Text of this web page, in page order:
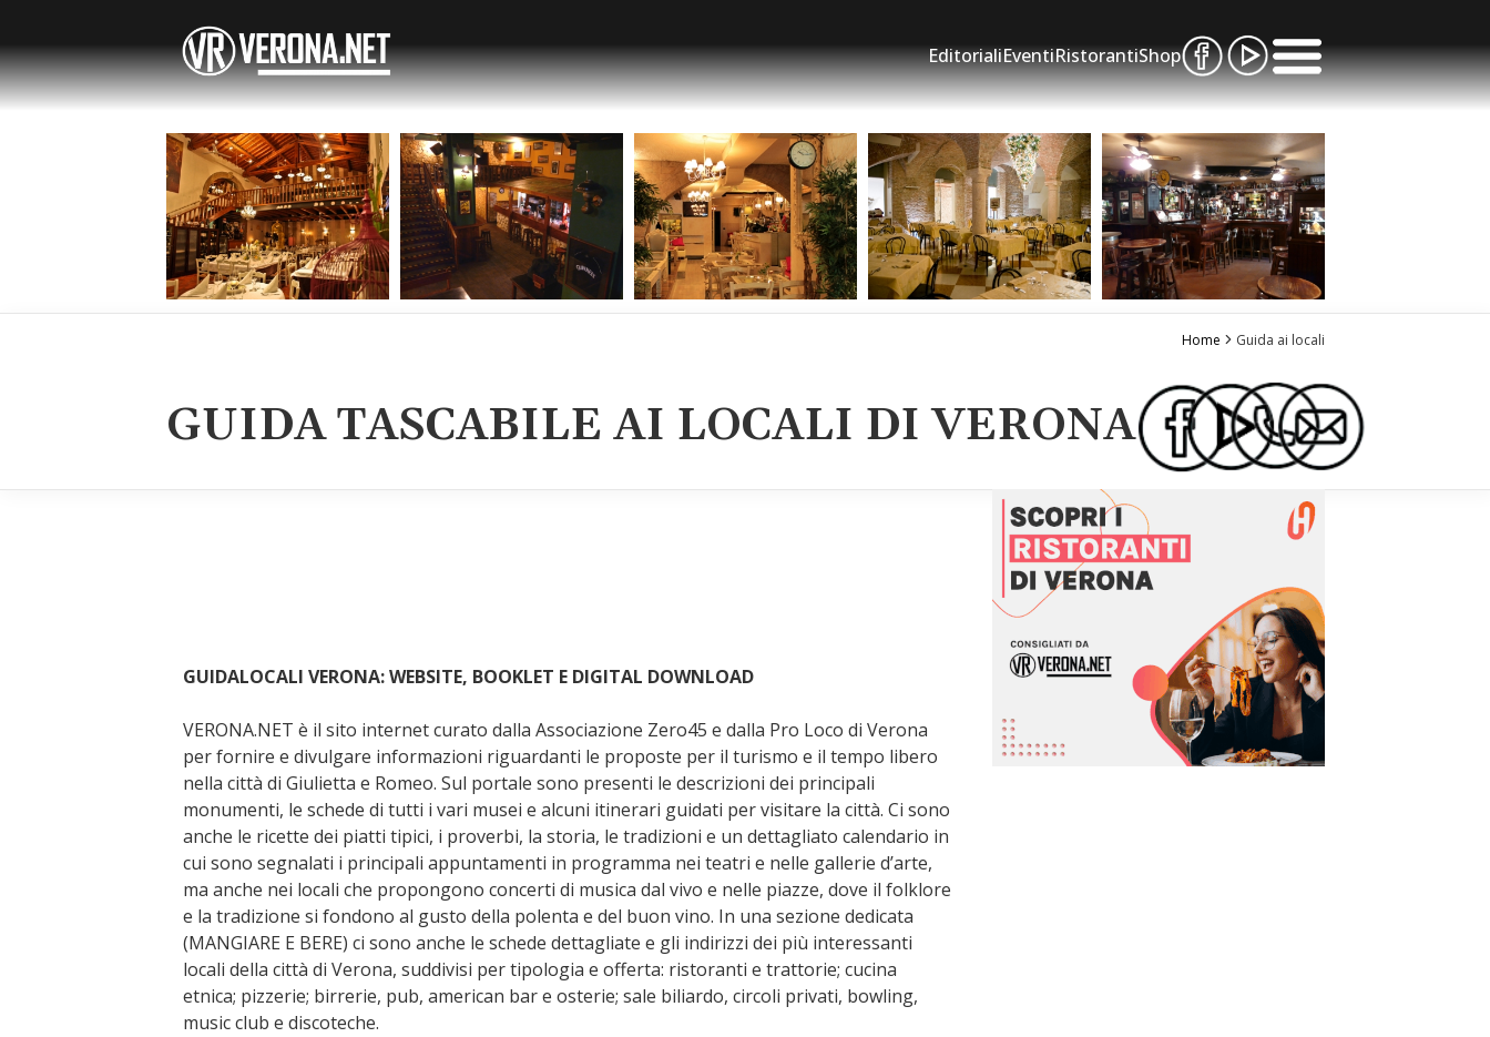
EditorialiEventiRistorantiShop
Home Guida ai locali
GUIDA TASCABILE AI LOCALI DI VERONA
GUIDALOCALI VERONA: WEBSITE, BOOKLET E DIGITAL DOWNLOAD
VERONA.NET è il sito internet curato dalla Associazione Zero45 e dalla Pro Loco di Verona
per fornire e divulgare informazioni riguardanti le proposte per il turismo e il tempo libero
nella città di Giulietta e Romeo. Sul portale sono presenti le descrizioni dei principali
monumenti, le schede di tutti i vari musei e alcuni itinerari guidati per visitare la città. Ci sono
anche le ricette dei piatti tipici, i proverbi, la storia, le tradizioni e un dettagliato calendario in
cui sono segnalati i principali appuntamenti in programma nei teatri e nelle gallerie d’arte,
ma anche nei locali che propongono concerti di musica dal vivo e nelle piazze, dove il folklore
e la tradizione si fondono al gusto della polenta e del buon vino. In una sezione dedicata
(MANGIARE E BERE) ci sono anche le schede dettagliate e gli indirizzi dei più interessanti
locali della città di Verona, suddivisi per tipologia e offerta: ristoranti e trattorie; cucina
etnica; pizzerie; birrerie, pub, american bar e osterie; sale biliardo, circoli privati, bowling,
music club e discoteche.